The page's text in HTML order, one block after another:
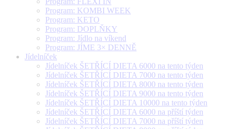
Program: KOMBI WEEK
Program: KETO
Program: DOPLŇKY
Program: Jídlo na víkend
Program: JÍME 3× DENNĚ
Jídelníček
Jídelníček ŠETŘÍCÍ DIETA 6000 na tento týden
Jídelníček ŠETŘÍCÍ DIETA 7000 na tento týden
Jídelníček ŠETŘÍCÍ DIETA 8000 na tento týden
Jídelníček ŠETŘÍCÍ DIETA 9000 na tento týden
Jídelníček ŠETŘÍCÍ DIETA 10000 na tento týden
Jídelníček ŠETŘÍCÍ DIETA 6000 na příští týden
Jídelníček ŠETŘÍCÍ DIETA 7000 na příští týden